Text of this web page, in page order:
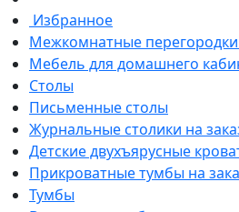
Избранное
Межкомнатные перегородки
Мебель для домашнего
Столы
Письменные столы
Журнальные столики на
Детские двухъярусные
Прикроватные тумбы на
Тумбы